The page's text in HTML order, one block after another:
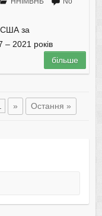
США за
– 2021 років
більше
» Остання »